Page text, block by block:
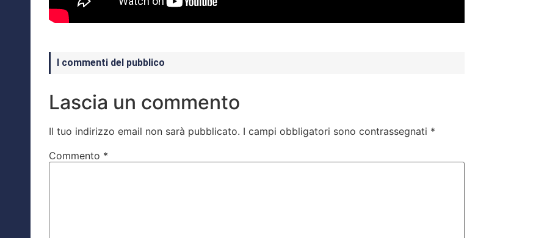
I commenti del pubblico
Lascia un commento
Il tuo indirizzo email non sarà pubblicato. I campi obbligatori sono contrassegnati *
Commento *